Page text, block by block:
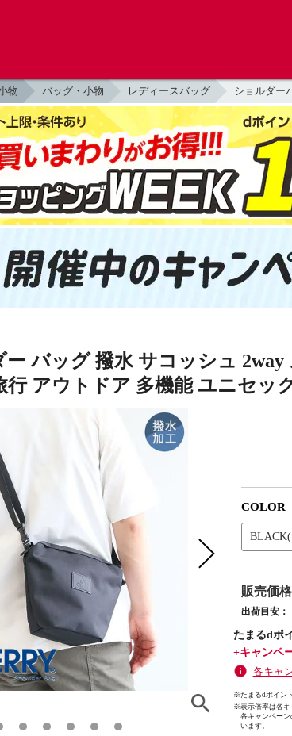
物 バッグ・小物 レディースバッグ ショルダー
バッグ 撥水 サコッシュ
行 アウトドア 多機能 ユニセッ
COLOR
販売価格
出荷目安：
たまるdポ
+キャンペ
各キャ
※たまるdポイン
※表示倍率は各キ
各キャンペー
います。